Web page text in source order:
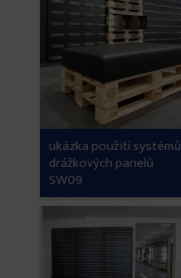
ukázka použití systémů
drážkových panelů
SW09